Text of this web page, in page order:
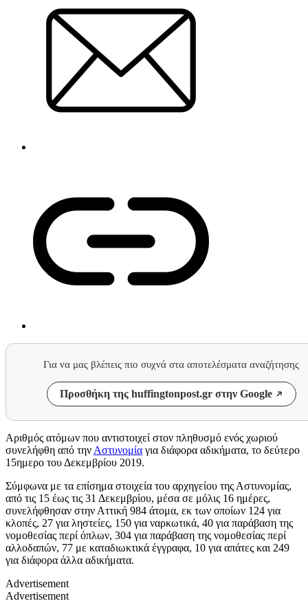
Για να μας βλέπεις πιο συχνά στα αποτελέσματα αναζήτησης
Προσθήκη της huffingtonpost.gr στην Google
Αριθμός ατόμων που αντιστοιχεί στον πληθυσμό ενός χωριού
συνελήφθη από την Αστυνομία για διάφορα αδικήματα, το δεύτερο
15ημερο του Δεκεμβρίου 2019.
Σύμφωνα με τα επίσημα στοιχεία του αρχηγείου της Αστυνομίας,
από τις 15 έως τις 31 Δεκεμβρίου, μέσα σε μόλις 16 ημέρες,
συνελήφθησαν στην Αττική 984 άτομα, εκ των οποίων 124 για
κλοπές, 27 για ληστείες, 150 για ναρκωτικά, 40 για παράβαση της
νομοθεσίας περί όπλων, 304 για παράβαση της νομοθεσίας περί
αλλοδαπών, 77 με καταδιωκτικά έγγραφα, 10 για απάτες και 249
για διάφορα άλλα αδικήματα.
Advertisement
Advertisement